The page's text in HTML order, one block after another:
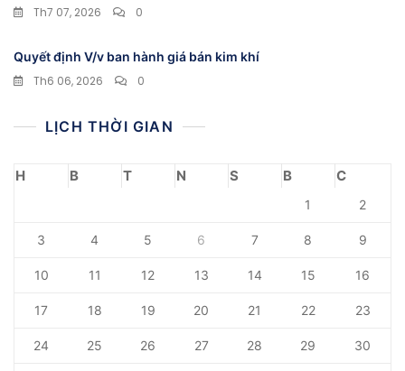
Th7 07, 2026
0
Quyết định V/v ban hành giá bán kim khí
Th6 06, 2026
0
LỊCH THỜI GIAN
H B T N S B C
1 2
3 4 5 6 7 8 9
10 11 12 13 14 15 16
17 18 19 20 21 22 23
24 25 26 27 28 29 30